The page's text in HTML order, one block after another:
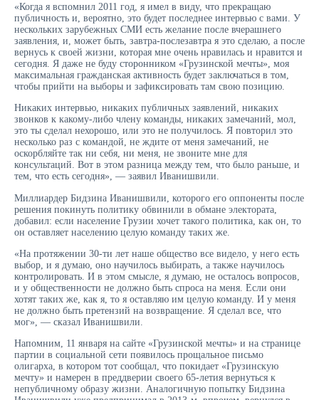
«Когда я вспомнил 2011 год, я имел в виду, что прекращаю
публичность и, вероятно, это будет последнее интервью с вами. У
нескольких зарубежных СМИ есть желание после вчерашнего
заявления, и, может быть, завтра-послезавтра я это сделаю, а после
вернусь к своей жизни, которая мне очень нравилась и нравится и
сегодня. Я даже не буду сторонником «Грузинской мечты», моя
максимальная гражданская активность будет заключаться в том,
чтобы прийти на выборы и зафиксировать там свою позицию.
Никаких интервью, никаких публичных заявлений, никаких
звонков к какому-либо члену команды, никаких замечаний, мол,
это ты сделал нехорошо, или это не получилось. Я повторил это
несколько раз с командой, не ждите от меня замечаний, не
оскорбляйте так ни себя, ни меня, не звоните мне для
консультаций. Вот в этом разница между тем, что было раньше, и
тем, что есть сегодня», — заявил Иванишвили.
Миллиардер Бидзина Иванишвили, которого его оппоненты после
решения покинуть политику обвинили в обмане электората,
добавил: если население Грузии хочет такого политика, как он, то
он оставляет населению целую команду таких же.
«На протяжении 30-ти лет наше общество все видело, у него есть
выбор, и я думаю, оно научилось выбирать, а также научилось
контролировать. И в этом смысле, я думаю, не осталось вопросов,
и у общественности не должно быть спроса на меня. Если они
хотят таких же, как я, то я оставляю им целую команду. И у меня
не должно быть претензий на возвращение. Я сделал все, что
мог», — сказал Иванишвили.
Напомним, 11 января на сайте «Грузинской мечты» и на странице
партии в социальной сети появилось прощальное письмо
олигарха, в котором тот сообщал, что покидает «Грузинскую
мечту» и намерен в преддверии своего 65-летия вернуться к
непубличному образу жизни. Аналогичную попытку Бидзина